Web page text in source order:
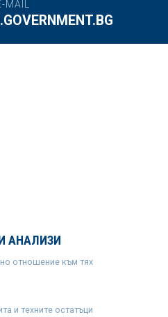
MAIL
АНАЛИЗИ
отношение към тях
и техните остатъци